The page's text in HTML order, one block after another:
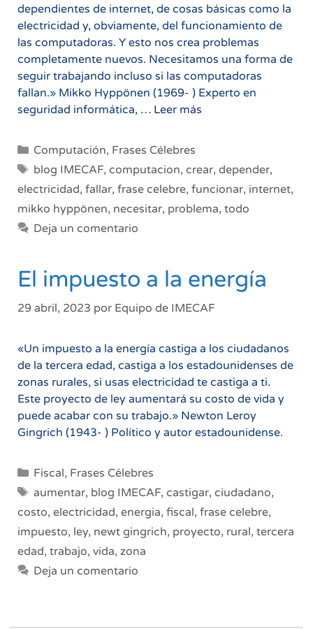
dependientes de internet, de cosas básicas como la
electricidad y, obviamente, del funcionamiento de
las computadoras. Y esto nos crea problemas
completamente nuevos. Necesitamos una forma de
seguir trabajando incluso si las computadoras
fallan.» Mikko Hyppönen (1969- ) Experto en
seguridad informática, … Leer más
computadoras
Categorías
Computación, Frases Célebres
Etiquetas
blog IMECAF, computacion, crear, depender,
electricidad, fallar, frase celebre, funcionar, internet,
mikko hyppönen, necesitar, problema, todo
Deja un comentario
El impuesto a la energía
29 abril, 2023 por Equipo de IMECAF
«Un impuesto a la energía castiga a los ciudadanos
de la tercera edad, castiga a los estadounidenses de
zonas rurales, si usas electricidad te castiga a ti.
Este proyecto de ley aumentará su costo de vida y
puede acabar con su trabajo.» Newton Leroy
Gingrich (1943- ) Político y autor estadounidense.
Categorías
Fiscal, Frases Célebres
Etiquetas
aumentar, blog IMECAF, castigar, ciudadano,
costo, electricidad, energia, fiscal, frase celebre,
impuesto, ley, newt gingrich, proyecto, rural, tercera
edad, trabajo, vida, zona
Deja un comentario